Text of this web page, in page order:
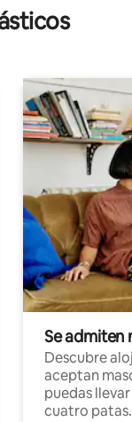
Se admiten
Descubre
aceptan
puedas
cuatro patas.